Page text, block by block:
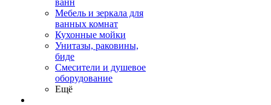
ванн
Мебель и зеркала для
ванных комнат
Кухонные мойки
Унитазы, раковины,
биде
Смесители и душевое
оборудование
Ещё